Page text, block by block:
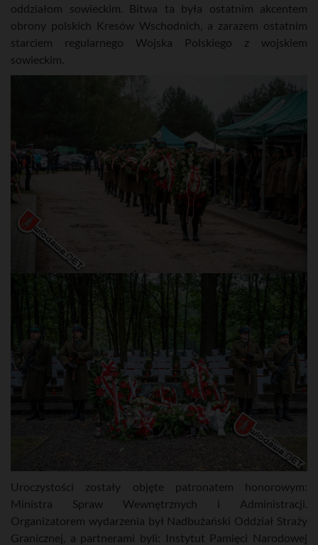
oddziałom sowieckim. Bitwa ta była ostatnim akcentem
obrony polskich Kresów Wschodnich, a zarazem ostatnim
starciem regularnego Wojska Polskiego z wojskiem
sowieckim.
Uroczystości zostały objęte patronatem honorowym:
Ministra Spraw Wewnętrznych i Administracji.
Organizatorem wydarzenia był Nadbużański Oddział Straży
Granicznej, a partnerami byli: Instytut Pamięci Narodowej